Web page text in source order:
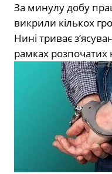
За минулу добу
викрили кількох
Нині триває
рамках